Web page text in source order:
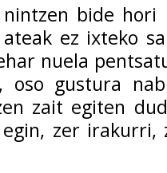
bide hori
ez ixteko
nuela
oso gustura
zait egiten
zer